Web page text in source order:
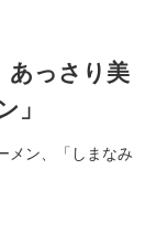
あっさり美
」
メン、「しまなみ